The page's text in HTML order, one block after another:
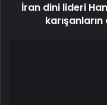
İran dini lideri
karışanların